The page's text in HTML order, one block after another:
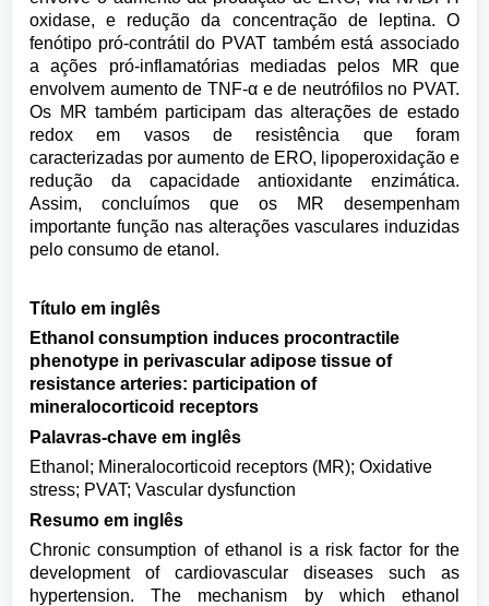
oxidase, e redução da concentração de leptina. O
fenótipo pró-contrátil do PVAT também está associado
a ações pró-inflamatórias mediadas pelos MR que
envolvem aumento de TNF-α e de neutrófilos no PVAT.
Os MR também participam das alterações de estado
redox em vasos de resistência que foram
caracterizadas por aumento de ERO, lipoperoxidação e
redução da capacidade antioxidante enzimática.
Assim, concluímos que os MR desempenham
importante função nas alterações vasculares induzidas
pelo consumo de etanol.
Título em inglês
Ethanol consumption induces procontractile
phenotype in perivascular adipose tissue of
resistance arteries: participation of
mineralocorticoid receptors
Palavras-chave em inglês
Ethanol; Mineralocorticoid receptors (MR); Oxidative
stress; PVAT; Vascular dysfunction
Resumo em inglês
Chronic consumption of ethanol is a risk factor for the
development of cardiovascular diseases such as
hypertension. The mechanism by which ethanol